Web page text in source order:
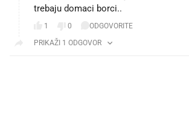
trebaju domaci borci..
1 0
ODGOVORITE
PRIKAŽI 1 ODGOVOR